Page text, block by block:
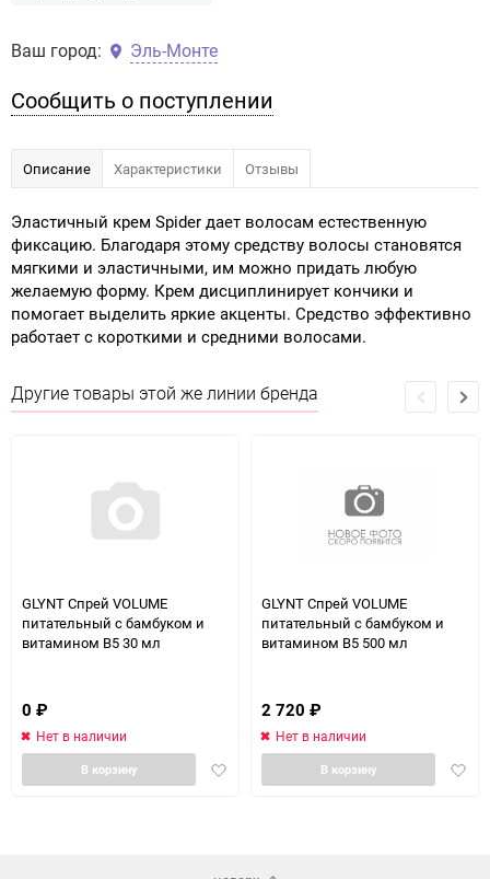
Ваш город: Эль-Монте
Сообщить о поступлении
Описание Характеристики Отзывы
Эластичный крем Spider дает волосам естественную
фиксацию. Благодаря этому средству волосы становятся
мягкими и эластичными, им можно придать любую
желаемую форму. Крем дисциплинирует кончики и
помогает выделить яркие акценты. Средство эффективно
работает с короткими и средними волосами.
Другие товары этой же линии бренда
GLYNT Спрей VOLUME
питательный с бамбуком и
витамином В5 30 мл
0 ₽
Нет в наличии
Добавить
В корзину
GLYNT Спрей VOLUME
питательный с бамбуком и
витамином В5 500 мл
2 720 ₽
Нет в наличии
В корзину